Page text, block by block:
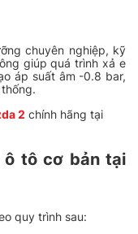
chuyên nghiệp, kỹ
giúp quá trình xả e
áp suất âm -0.8 bar,
2 chính hãng tại
ô tô cơ bản tại
quy trình sau: